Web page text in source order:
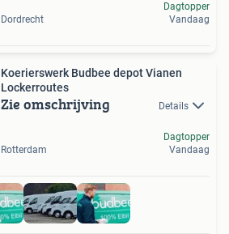
Dordrecht
Dagtopper
Vandaag
Koerierswerk Budbee depot Vianen
Lockerroutes
Zie omschrijving Details
Rotterdam
Dagtopper
Vandaag